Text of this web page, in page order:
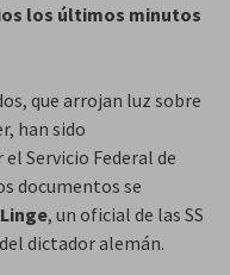
los últimos minutos
que arrojan luz sobre
han sido
el Servicio Federal de
documentos se
, un oficial de las SS
dictador alemán.